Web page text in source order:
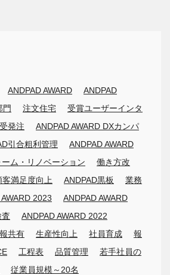
ANDPAD AWARD
ANDPAD
門
注文住宅
受賞ユーザーインタ
発注
ANDPAD AWARD DXカンパ
引合粗利管理
ANDPAD AWARD
ム・リノベーション
働き方改
客満足度向上 ANDPAD黒板
業務
2023
ANDPAD AWARD
査
ANDPAD AWARD 2022
共有 生産性向上 社員育成
報
工程表 品質管理
若手社員の
従業員規模～20名